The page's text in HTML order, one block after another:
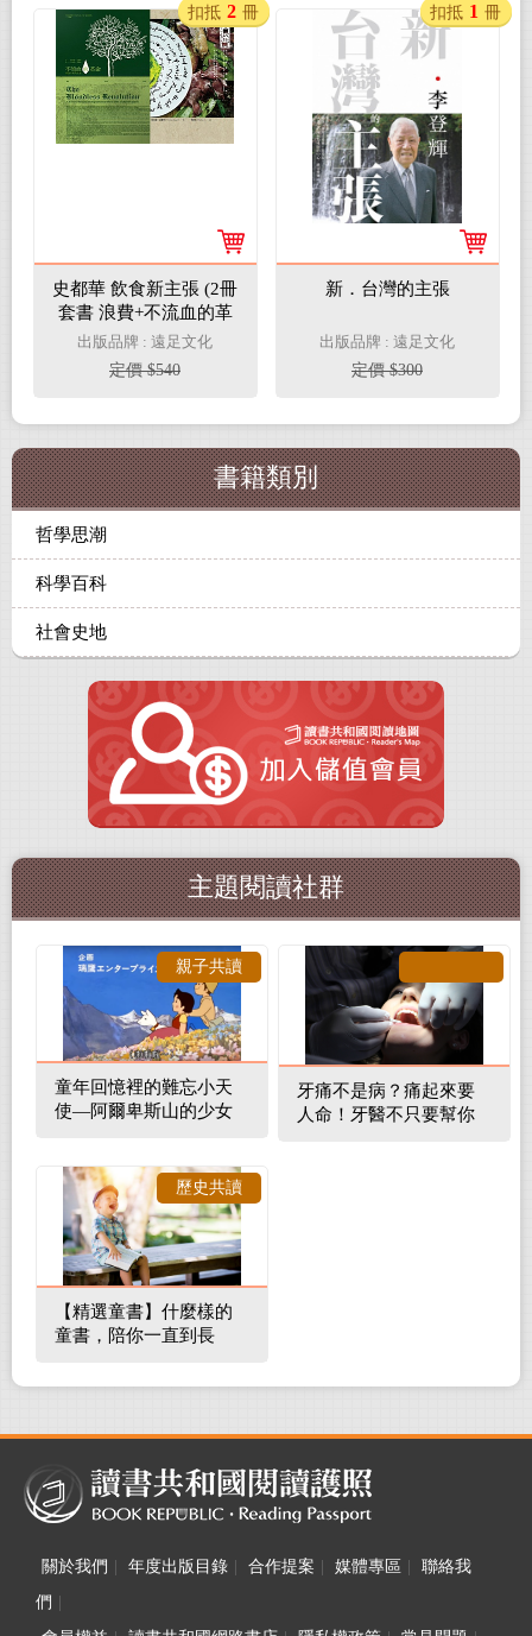
史都華 飲食新主張 (2冊
套書 浪費+不流血的革
命)
出版品牌 : 遠足文化
定價 $540
扣抵 2 冊
新．台灣的主張
出版品牌 : 遠足文化
定價 $300
扣抵 1 冊
書籍類別
哲學思潮
科學百科
社會史地
主題閱讀社群
童年回憶裡的難忘小天
使—阿爾卑斯山的少女
親子共讀
牙痛不是病？痛起來要
人命！牙醫不只要幫你
【精選童書】什麼樣的
童書，陪你一直到長
歷史共讀
關於我們 年度出版目錄 合作提案 媒體專區
聯絡我
們